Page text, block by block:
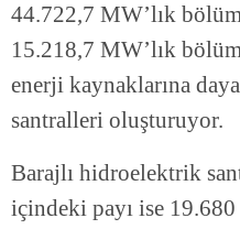
44.722,7 MW’lık
15.218,7 MW’lık
enerji kaynaklarına
santralleri oluşturuyor.
Barajlı hidroelektrik
içindeki payı ise